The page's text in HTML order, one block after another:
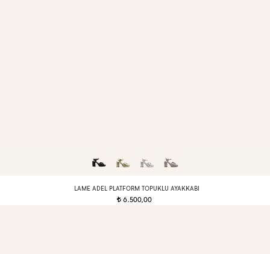
LAME ADEL PLATFORM TOPUKLU AYAKKABI
t 6.500,00